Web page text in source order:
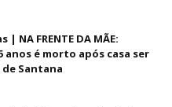
NA FRENTE DA MÃE:
anos é morto após casa ser
Santana